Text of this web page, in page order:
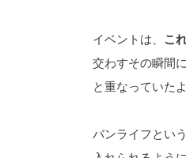
イベントは、 こ
交わすその瞬間
と重なっていた
バンライフとい